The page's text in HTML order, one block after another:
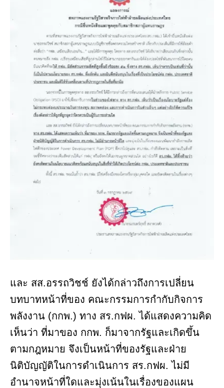
และ สส.อรรถวิชช์ ยังได้กล่าวถึงการเปลี่ยน
บทบาทหน้าที่ของ คณะกรรมการกำกับกิจการ
พลังงาน (กกพ.) ทาง สร.กฟผ. ได้แสดงความคิด
เห็นว่า ที่มาของ กกพ. ก็มาจากรัฐและเกิดขึ้น
ตามกฎหมาย จึงเป็นหน้าที่ของรัฐและฝ่าย
นิติบัญญัติในการดำเนินการ สร.กฟผ. ไม่มี
อำนาจหน้าที่ใดและมุ่งเน้นในเรื่องของแผน